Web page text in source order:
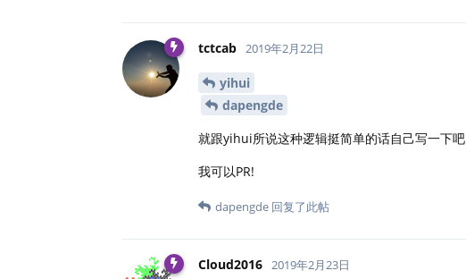
tctcab 2019年2月22日
yihui
dapengde
就跟yihui所说这种逻辑挺简单的话自己写一下吧
我可以PR!
dapengde 回复了此帖
Cloud2016 2019年2月23日